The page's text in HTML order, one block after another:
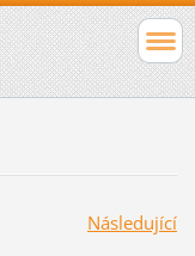
Následující